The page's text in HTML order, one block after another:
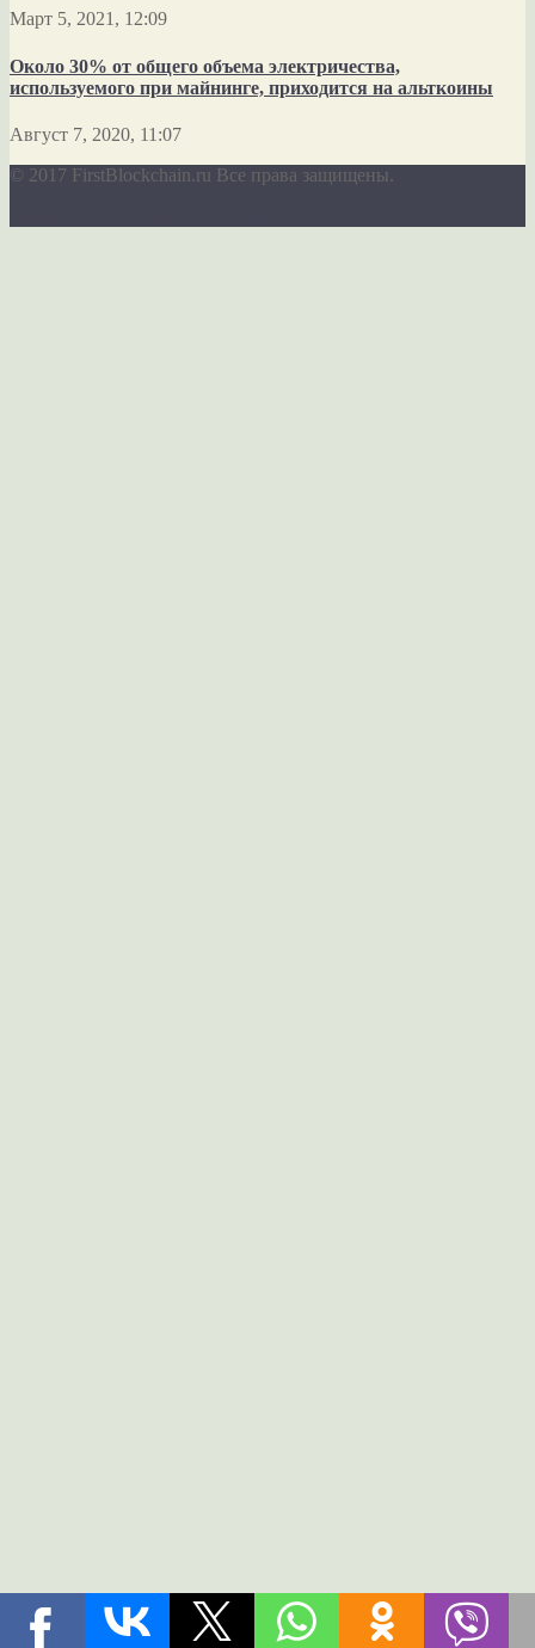
Март 5, 2021, 12:09
Около 30% от общего объема электричества,
используемого при майнинге, приходится на альткоины
Август 7, 2020, 11:07
© 2017 FirstBlockchain.ru Все права защищены.